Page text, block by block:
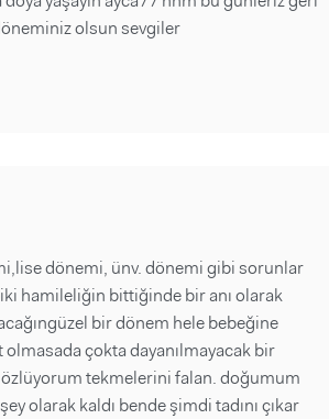
olsun sevgiler
dönemi, ünv. dönemi gibi sorunlar
hamileliğin bittiğinde bir anı olarak
bir dönem hele bebeğine
çokta dayanılmayacak bir
tekmelerini falan. doğumum
olarak kaldı bende şimdi tadını çıkar